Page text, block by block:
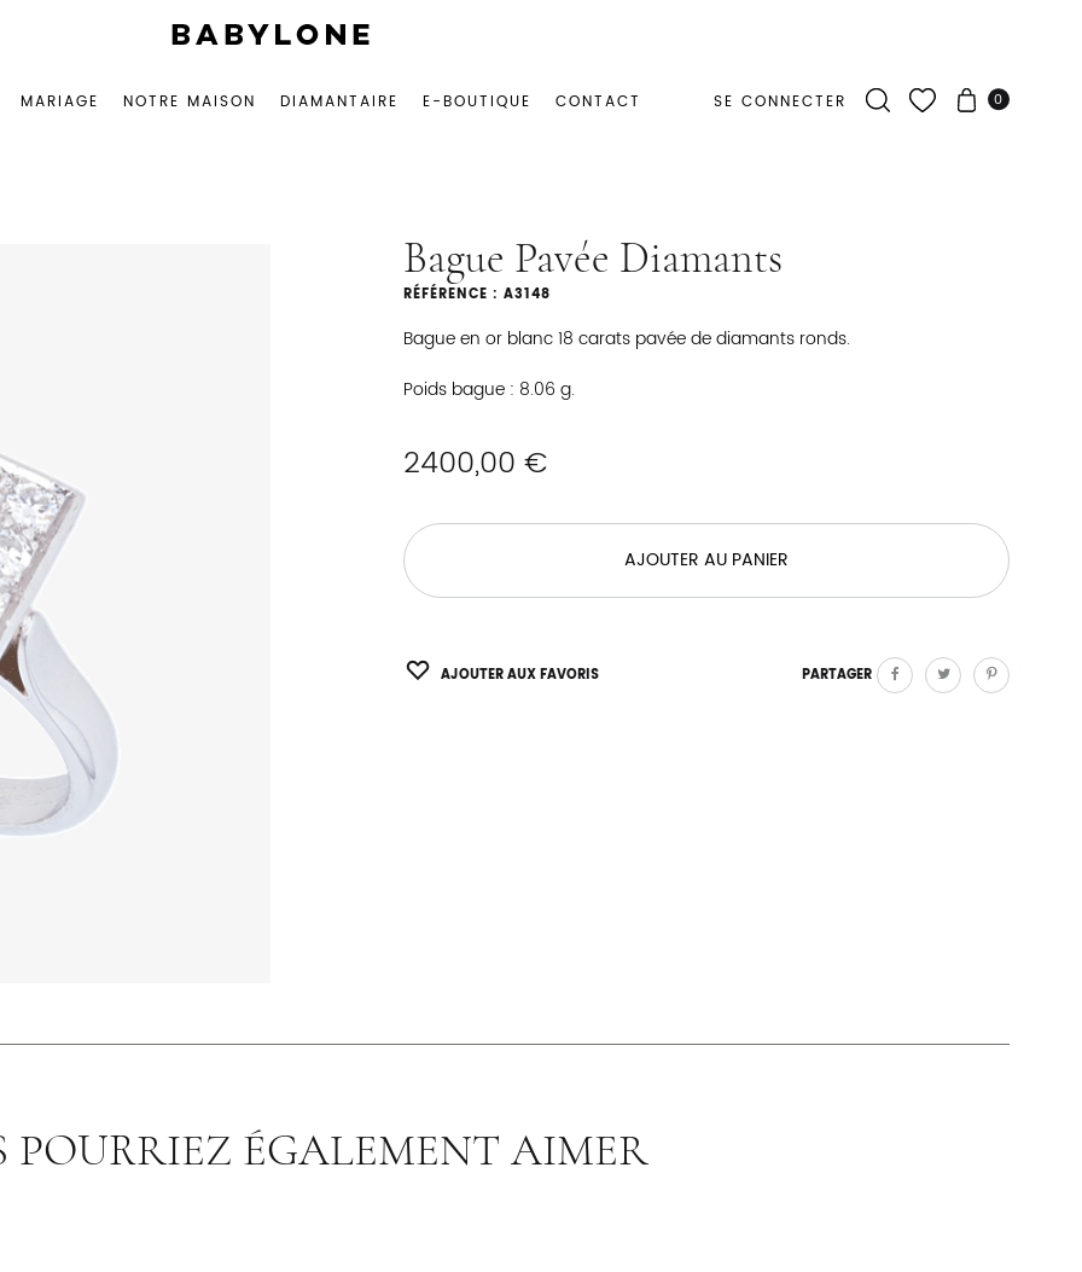
BIJOUTERIE
artisanale
MARIAGE NOTRE MAISON DIAMANTAIRE E-BOUTIQUE CONTACT SE CONNECTER 0
Bague Pavée Diamants
RÉFÉRENCE : A3148
Bague en or blanc 18 carats pavée de diamants ronds.
Poids bague : 8.06 g.
2400,00 €
AJOUTER AU PANIER
PARTAGER
AJOUTER AUX FAVORIS
POURRIEZ ÉGALEMENT AIMER